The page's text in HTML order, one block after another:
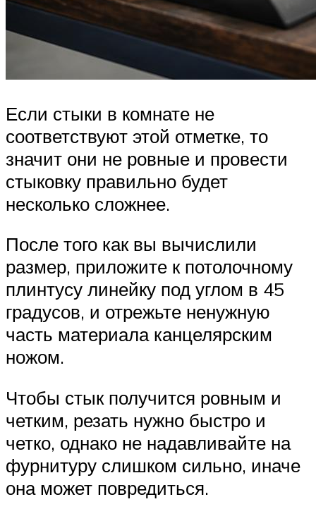
Если стыки в комнате не
соответствуют этой отметке, то
значит они не ровные и провести
стыковку правильно будет
несколько сложнее.
После того как вы вычислили
размер, приложите к потолочному
плинтусу линейку под углом в 45
градусов, и отрежьте ненужную
часть материала канцелярским
ножом.
Чтобы стык получится ровным и
четким, резать нужно быстро и
четко, однако не надавливайте на
фурнитуру слишком сильно, иначе
она может повредиться.